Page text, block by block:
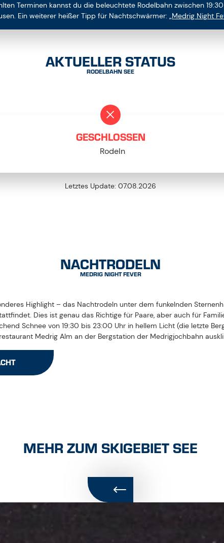
Terminen kannst du die beleuchtete Rodelbahn zwischen
Ein weiterer heißer Tipp für Nachtschwärmer: „Medrig Night
AKTUELLER STATUS
RODELBAHN SEE
GESCHLOSSEN
Rodeln
Letztes Update: 07.08.2026
NACHTRODELN
MEDRIG NIGHT FEVER
Highlight – das Nachtrodeln unter dem funkelnden
Dies ist genau das Richtige für Paare, aber auch für
Schnee von 19:30 bis 23:00 Uhr in hellem Licht (die letzte
Medrig Alm an der Bergstation der Medrigjochbahn
MEHR ZUM SKIGEBIET SEE